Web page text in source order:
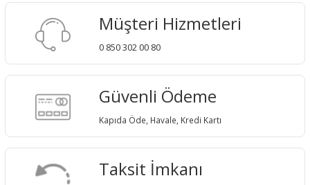
Müşteri Hizmetleri
0 850 302 00 80
Güvenli Ödeme
Kapıda Öde, Havale, Kredi Kartı
Taksit İmkanı